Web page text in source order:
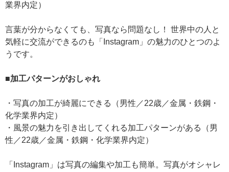
業界内定）
言葉が分からなくても、写真なら問題なし！ 世界中の人と
気軽に交流ができるのも「Instagram」の魅力のひとつのよ
うです。
■加工パターンがおしゃれ
・写真の加工が綺麗にできる（男性／22歳／金属・鉄鋼・
化学業界内定）
・風景の魅力を引き出してくれる加工パターンがある（男
性／22歳／金属・鉄鋼・化学業界内定）
「Instagram」は写真の編集や加工も簡単。写真がオシャレ